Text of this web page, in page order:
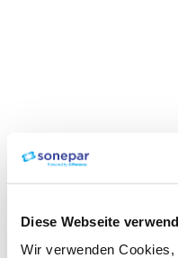
Diese Webseite
Wir verwenden